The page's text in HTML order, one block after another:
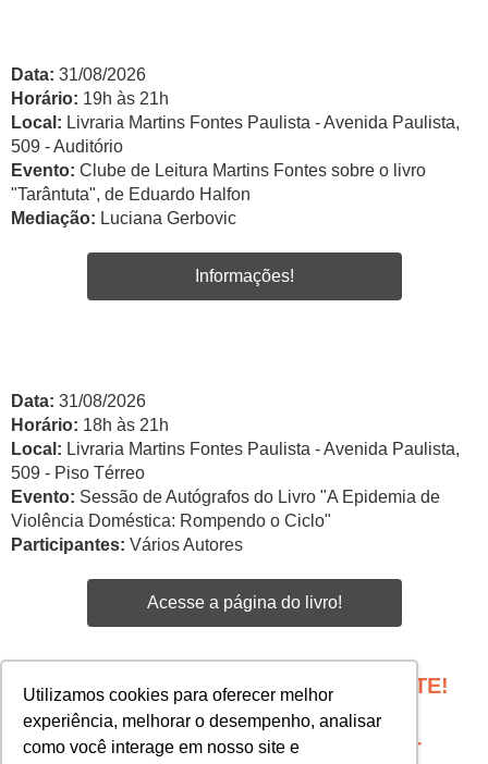
Utilizamos cookies para oferecer melhor
experiência, melhorar o desempenho, analisar
como você interage em nosso site e
Data: 31/08/2026
Horário: 19h às 21h
Local: Livraria Martins Fontes Paulista - Avenida Paulista,
509 - Auditório
Evento: Clube de Leitura Martins Fontes sobre o livro
"Tarântuta", de Eduardo Halfon
Mediação: Luciana Gerbovic
Informações!
Data: 31/08/2026
Horário: 18h às 21h
Local: Livraria Martins Fontes Paulista - Avenida Paulista,
509 - Piso Térreo
Evento: Sessão de Autógrafos do Livro "A Epidemia de
Violência Doméstica: Rompendo o Ciclo"
Participantes: Vários Autores
Acesse a página do livro!
PROGRAME SEU EVENTO COM A GENTE!
Edgar Santos -
esantos@martinsfontespaulista.com.br